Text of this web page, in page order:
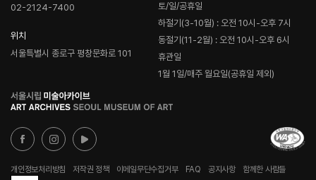
02-2124-7400
위치
서울특별시 종로구 평창문화로 101
토/일/공휴일
하절기(3-10월) : 오전 10시-오후 7시
동절기(11-2월) : 오전 10시-오후 6시
휴관일
1월 1일/매주 월요일(공휴일 제외)
로
고
개인정보처리방침 저작권 정책 이메일무단수집거부 FAQ 공지사항 함께한 사람들